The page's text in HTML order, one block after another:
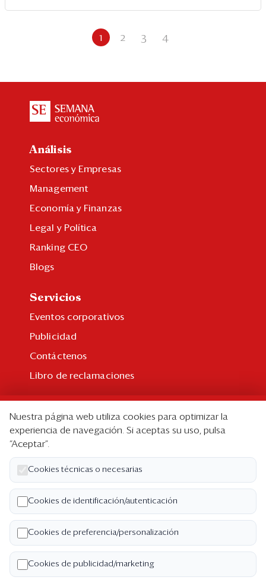
1 2 3 4
Análisis
Sectores y Empresas
Management
Economía y Finanzas
Legal y Política
Ranking CEO
Blogs
Servicios
Eventos corporativos
Publicidad
Contáctenos
Libro de reclamaciones
Suscripción individual
Paquetes corporativos
Edición Impresa
Nosotros
Quiénes somos
Código de ética
Términos y Condiciones
Nuestra página web utiliza cookies para optimizar la
experiencia de navegación. Si aceptas su uso, pulsa
“Aceptar”.
Cookies técnicas o necesarias
Cookies de identificación/autenticación
Cookies de preferencia/personalización
Cookies de publicidad/marketing